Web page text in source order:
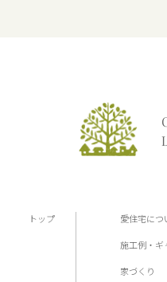
トップ 愛住宅につ
施工例・ギ
家づくり